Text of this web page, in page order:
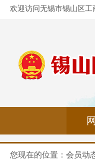
欢迎访问无锡市锡山区工
您现在的位置： 会员动